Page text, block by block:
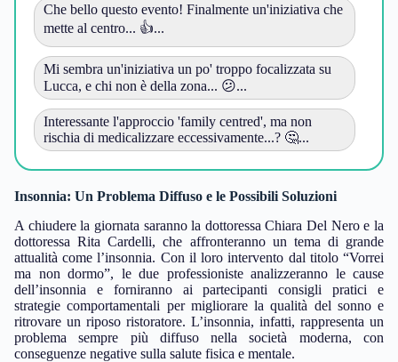
Che bello questo evento! Finalmente un'iniziativa che
mette al centro... 👍...
Mi sembra un'iniziativa un po' troppo focalizzata su
Lucca, e chi non è della zona... 😕...
Interessante l'approccio 'family centred', ma non
rischia di medicalizzare eccessivamente...? 🤔...
Insonnia: Un Problema Diffuso e le Possibili Soluzioni
A chiudere la giornata saranno la dottoressa Chiara Del Nero e la
dottoressa Rita Cardelli, che affronteranno un tema di grande
attualità come l’insonnia. Con il loro intervento dal titolo “Vorrei
ma non dormo”, le due professioniste analizzeranno le cause
dell’insonnia e forniranno ai partecipanti consigli pratici e
strategie comportamentali per migliorare la qualità del sonno e
ritrovare un riposo ristoratore. L’insonnia, infatti, rappresenta un
problema sempre più diffuso nella società moderna, con
conseguenze negative sulla salute fisica e mentale.